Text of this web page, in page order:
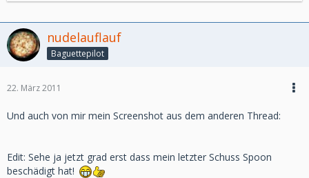
nudelauflauf
Baguettepilot
22. März 2011
Und auch von mir mein Screenshot aus dem anderen Thread:
Edit: Sehe ja jetzt grad erst dass mein letzter Schuss Spoon
beschädigt hat!